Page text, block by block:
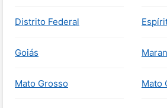
Distrito Federal
Goiás
Mato Grosso Mato